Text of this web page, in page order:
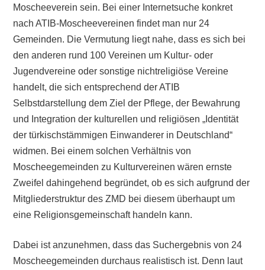
Moscheeverein sein. Bei einer Internetsuche konkret
nach ATIB-Moscheevereinen findet man nur 24
Gemeinden. Die Vermutung liegt nahe, dass es sich bei
den anderen rund 100 Vereinen um Kultur- oder
Jugendvereine oder sonstige nichtreligiöse Vereine
handelt, die sich entsprechend der ATIB
Selbstdarstellung dem Ziel der Pflege, der Bewahrung
und Integration der kulturellen und religiösen „Identität
der türkischstämmigen Einwanderer in Deutschland“
widmen. Bei einem solchen Verhältnis von
Moscheegemeinden zu Kulturvereinen wären ernste
Zweifel dahingehend begründet, ob es sich aufgrund der
Mitgliederstruktur des ZMD bei diesem überhaupt um
eine Religionsgemeinschaft handeln kann.
Dabei ist anzunehmen, dass das Suchergebnis von 24
Moscheegemeinden durchaus realistisch ist. Denn laut